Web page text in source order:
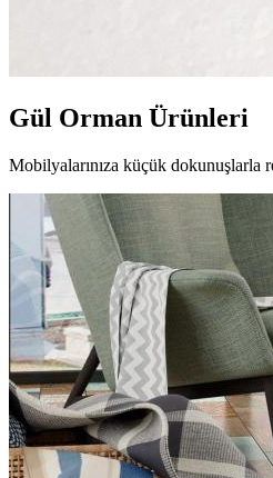
Gül Orman Ürünleri
Mobilyalarınıza küçük dokunuşlarla